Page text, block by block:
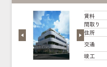
賃料
間取り
住所
交通
竣工